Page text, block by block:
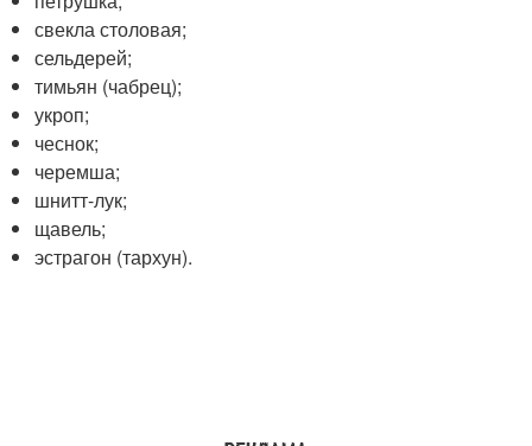
свекла столовая;
сельдерей;
тимьян (чабрец);
укроп;
чеснок;
черемша;
шнитт-лук;
щавель;
эстрагон (тархун).